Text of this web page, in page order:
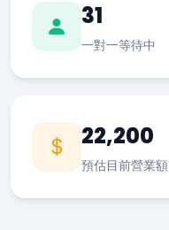
31
一對一等待中
22,200
預估目前營業額